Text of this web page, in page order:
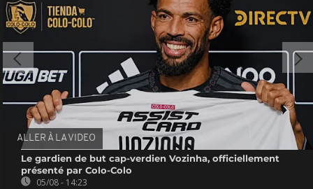
ALLER À LA VIDEO
Le gardien de but cap-verdien Vozinha, officiellement
présenté par Colo-Colo
05/08 - 14:23